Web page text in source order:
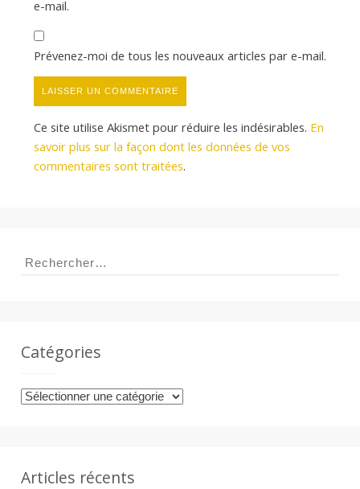
e-mail.
Prévenez-moi de tous les nouveaux articles par e-mail.
Ce site utilise Akismet pour réduire les indésirables. En
savoir plus sur la façon dont les données de vos
commentaires sont traitées.
Rechercher :
Catégories
Catégories
Articles récents